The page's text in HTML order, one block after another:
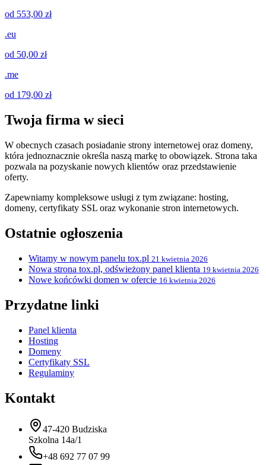
od 553,00 zł
.eu
od 50,00 zł
.me
od 179,00 zł
Twoja firma w sieci
W obecnych czasach posiadanie strony internetowej oraz domeny,
która jednoznacznie określa naszą markę to obowiązek. Strona taka
pozwala na pozyskanie nowych klientów oraz przedstawienie
oferty.
Zapewniamy kompleksowe usługi z tym związane: hosting,
domeny, certyfikaty SSL oraz wykonanie stron internetowych.
Ostatnie ogłoszenia
Witamy w nowym panelu tox.pl 21 kwietnia 2026
Nowa strona tox.pl, odświeżony panel klienta 19 kwietnia 2026
Nowe końcówki domen w ofercie 16 kwietnia 2026
Przydatne linki
Panel klienta
Hosting
Domeny
Certyfikaty SSL
Regulaminy
Kontakt
47-420 Budziska
Szkolna 14a/1
+48 692 77 07 99